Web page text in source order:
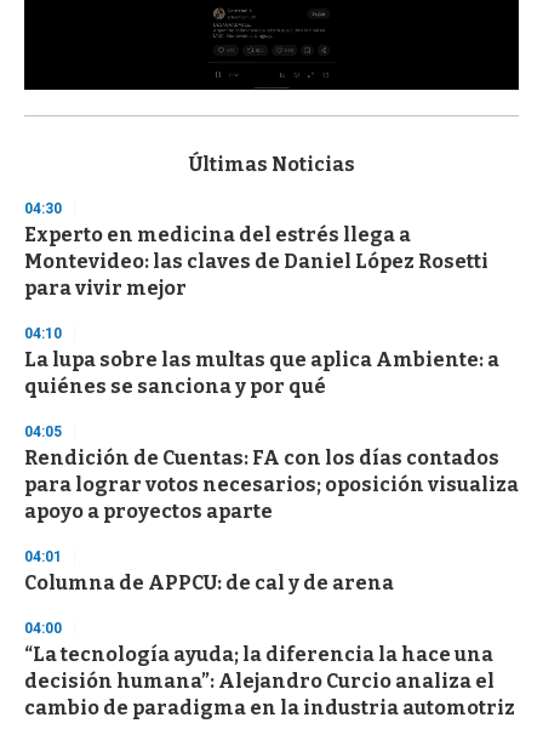
s
d
s
o
f
3
s
e
c
o
d
s
Últimas Noticias
04:30
Experto en medicina del estrés llega a
Montevideo: las claves de Daniel López Rosetti
para vivir mejor
04:10
La lupa sobre las multas que aplica Ambiente: a
quiénes se sanciona y por qué
04:05
Rendición de Cuentas: FA con los días contados
para lograr votos necesarios; oposición visualiza
apoyo a proyectos aparte
04:01
Columna de APPCU: de cal y de arena
04:00
“La tecnología ayuda; la diferencia la hace una
decisión humana”: Alejandro Curcio analiza el
cambio de paradigma en la industria automotriz